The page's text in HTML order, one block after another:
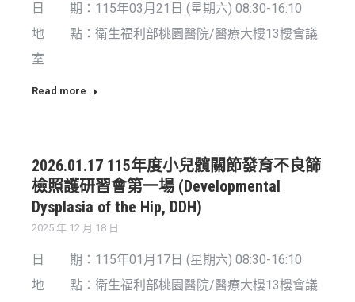
日 期：115年03月21日 (星期六) 08:30-16:10
地 點：衛生福利部桃園醫院/醫療大樓13樓會議
室
Read more
2026.01.17 115年度小兒髖關節發育不良篩
檢照護研習會第一場 (Developmental
Dysplasia of the Hip, DDH)
2025 年 12 月 18 日
日 期：115年01月17日 (星期六) 08:30-16:10
地 點：衛生福利部桃園醫院/醫療大樓13樓會議